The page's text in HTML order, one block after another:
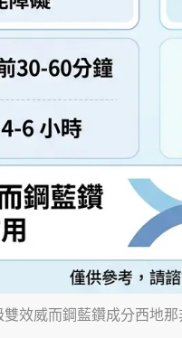
雙效威而鋼藍鑽成分西地